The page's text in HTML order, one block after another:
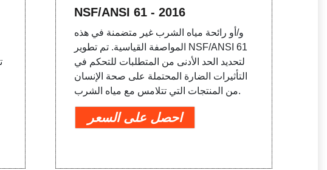
NSF/ANSI 61 - 2016
و/أو رائحة مياه الشرب غير متضمنة في هذه
المواصفة القياسية. تم تطوير NSF/ANSI 61
لتحديد الحد الأدنى من المتطلبات للتحكم في
التأثيرات الضارة المحتملة على صحة الإنسان
من المنتجات التي تتلامس مع مياه الشرب.
احصل على السعر